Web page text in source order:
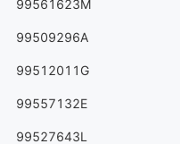
99561623M
99509296A
99512011G
99557132E
99527643L